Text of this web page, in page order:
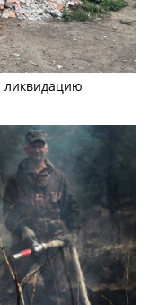
ликвидацию